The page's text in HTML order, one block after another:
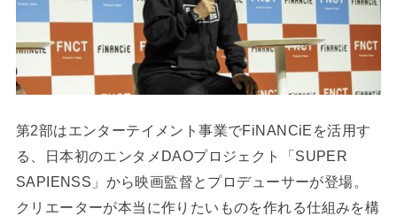
第2部はエンターテイメント事業でFiNANCiEを活用す
る、日本初のエンタメDAOプロジェクト「SUPER
SAPIENSS」から映画監督とプロデューサーが登場。
クリエーターが本当に作りたいものを作れる仕組みを構